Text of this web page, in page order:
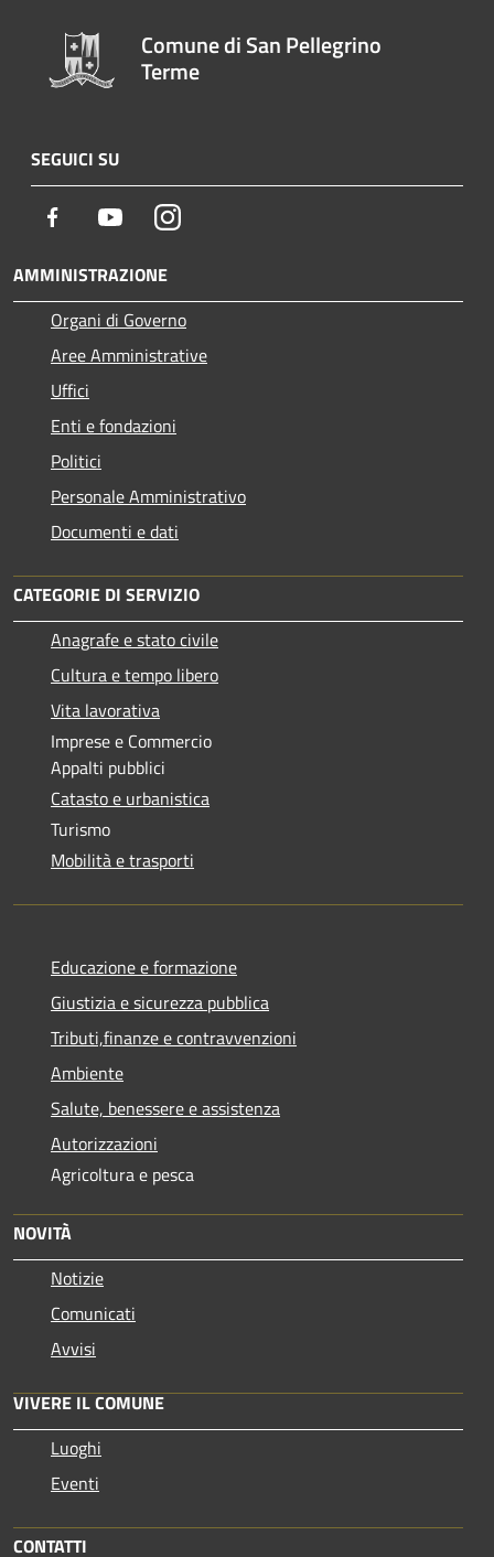
Comune di San Pellegrino
Terme
SEGUICI SU
Facebook YoutubeInstagram
AMMINISTRAZIONE
Organi di Governo
Aree Amministrative
Uffici
Enti e fondazioni
Politici
Personale Amministrativo
Documenti e dati
CATEGORIE DI SERVIZIO
Anagrafe e stato civile
Cultura e tempo libero
Vita lavorativa
Imprese e Commercio
Appalti pubblici
Catasto e urbanistica
Turismo
Mobilità e trasporti
Educazione e formazione
Giustizia e sicurezza pubblica
Tributi,finanze e contravvenzioni
Ambiente
Salute, benessere e assistenza
Autorizzazioni
Agricoltura e pesca
NOVITÀ
Notizie
Comunicati
Avvisi
VIVERE IL COMUNE
Luoghi
Eventi
CONTATTI